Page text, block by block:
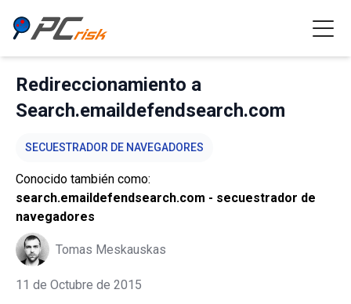
Redireccionamiento a
Search.emaildefendsearch.com
SECUESTRADOR DE NAVEGADORES
Conocido también como:
search.emaildefendsearch.com - secuestrador de
navegadores
Tomas Meskauskas
11 de Octubre de 2015